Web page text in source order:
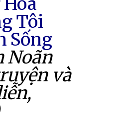
Tôi
Sống
Noãn
và